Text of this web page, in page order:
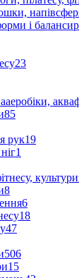
і
23
85
рук19
1
8
6
18
47
506
15